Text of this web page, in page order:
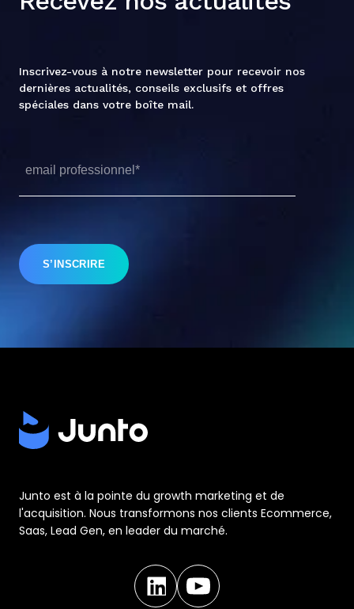
Inscrivez-vous à notre newsletter pour recevoir nos
dernières actualités, conseils exclusifs et offres
spéciales dans votre boîte mail.
Junto est à la pointe du growth marketing et de
l'acquisition. Nous transformons nos clients Ecommerce,
Saas, Lead Gen, en leader du marché.